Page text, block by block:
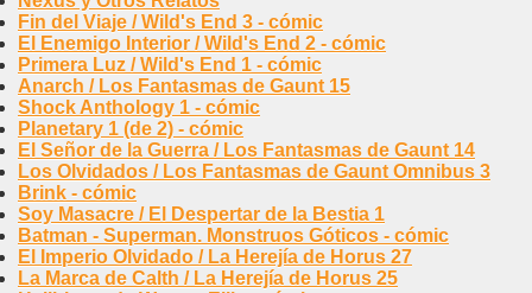
Fin del Viaje / Wild's End 3 - cómic
El Enemigo Interior / Wild's End 2 - cómic
Primera Luz / Wild's End 1 - cómic
Anarch / Los Fantasmas de Gaunt 15
Shock Anthology 1 - cómic
Planetary 1 (de 2) - cómic
El Señor de la Guerra / Los Fantasmas de Gaunt 14
Los Olvidados / Los Fantasmas de Gaunt Omnibus 3
Brink - cómic
Soy Masacre / El Despertar de la Bestia 1
Batman - Superman. Monstruos Góticos - cómic
El Imperio Olvidado / La Herejía de Horus 27
La Marca de Calth / La Herejía de Horus 25